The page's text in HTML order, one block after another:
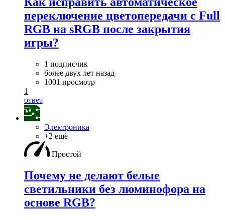
переключение цветопередачи с Full
RGB на sRGB после закрытия
игры?
1 подписчик
более двух лет назад
1001 просмотр
1
ответ
Электроника
+2 ещё
Простой
Почему не делают белые
светильники без люминофора на
основе RGB?